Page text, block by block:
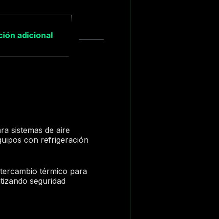
adicional
sistemas de aire
con refrigeración
térmico para
seguridad